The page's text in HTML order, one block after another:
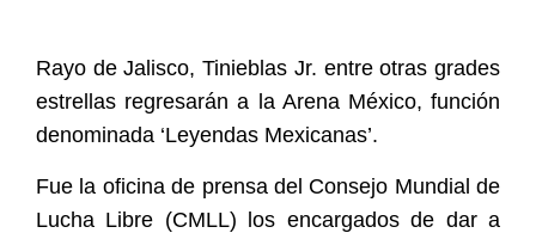
Rayo de Jalisco, Tinieblas Jr. entre otras grades
estrellas regresarán a la Arena México, función
denominada ‘Leyendas Mexicanas’.
Fue la oficina de prensa del Consejo Mundial de
Lucha Libre (CMLL) los encargados de dar a